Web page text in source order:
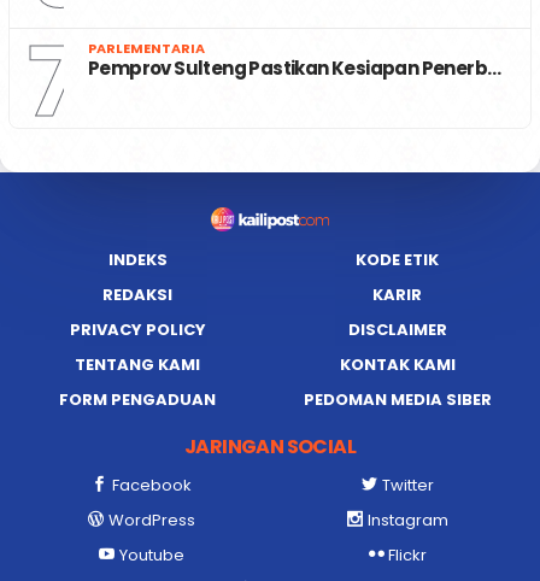
7 PARLEMENTARIA
Pemprov Sulteng Pastikan Kesiapan Penerb…
INDEKS
KODE ETIK
REDAKSI
KARIR
PRIVACY POLICY
DISCLAIMER
TENTANG KAMI
KONTAK KAMI
FORM PENGADUAN
PEDOMAN MEDIA SIBER
JARINGAN SOCIAL
Facebook
Twitter
WordPress
Instagram
Youtube
Flickr